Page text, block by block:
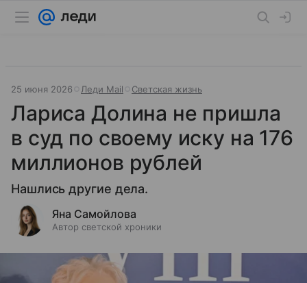
25 июня 2026 Леди Mail Светская жизнь
Лариса Долина не пришла
в суд по своему иску на 176
миллионов рублей
Нашлись другие дела.
Яна Самойлова
Автор светской хроники